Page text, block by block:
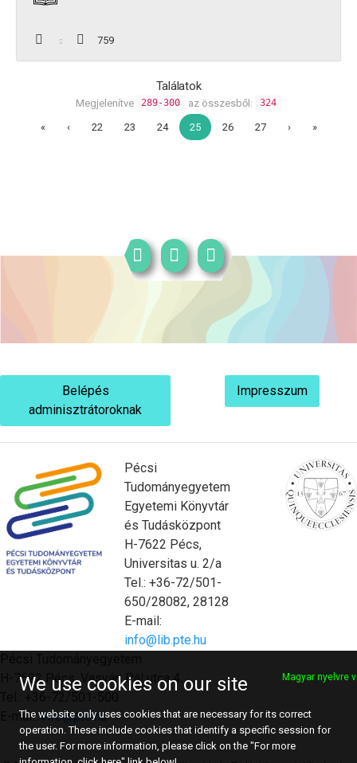
759
Találatok
Megjelenítve 289-300 az összesből: 324
« ‹ 22 23 24 25 26 27 › »
Belépés
adminisztrátoroknak
Impresszum
Pécsi
Tudományegyetem
Egyetemi Könyvtár
és Tudásközpont
H-7622 Pécs,
Universitas u. 2/a
Tel.: +36-72/501-
650/28082, 28128
E-mail:
info@lib.pte.hu
H-7622 Pécs, Vasvári Pál utca 4.
E-mail:info@pte.hu
We use cookies on our site Magyar nyelvre
The website only uses cookies that are necessary for its correct
operation. These include cookies that identify a specific session for
the user. For more information, please click on the "For more